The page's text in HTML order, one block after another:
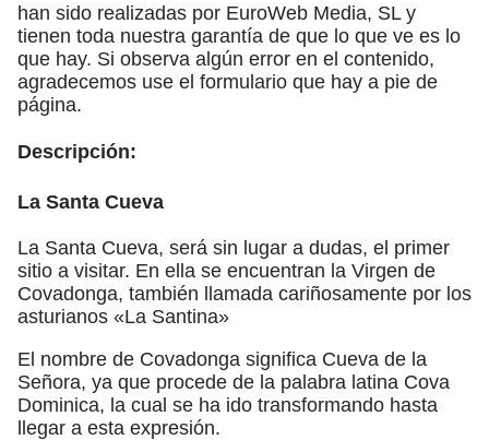
han sido realizadas por EuroWeb Media, SL y
tienen toda nuestra garantía de que lo que ve es lo
que hay. Si observa algún error en el contenido,
agradecemos use el formulario que hay a pie de
página.
Descripción:
La Santa Cueva
La Santa Cueva, será sin lugar a dudas, el primer
sitio a visitar. En ella se encuentran la Virgen de
Covadonga, también llamada cariñosamente por los
asturianos «La Santina»
El nombre de Covadonga significa Cueva de la
Señora, ya que procede de la palabra latina Cova
Dominica, la cual se ha ido transformando hasta
llegar a esta expresión.